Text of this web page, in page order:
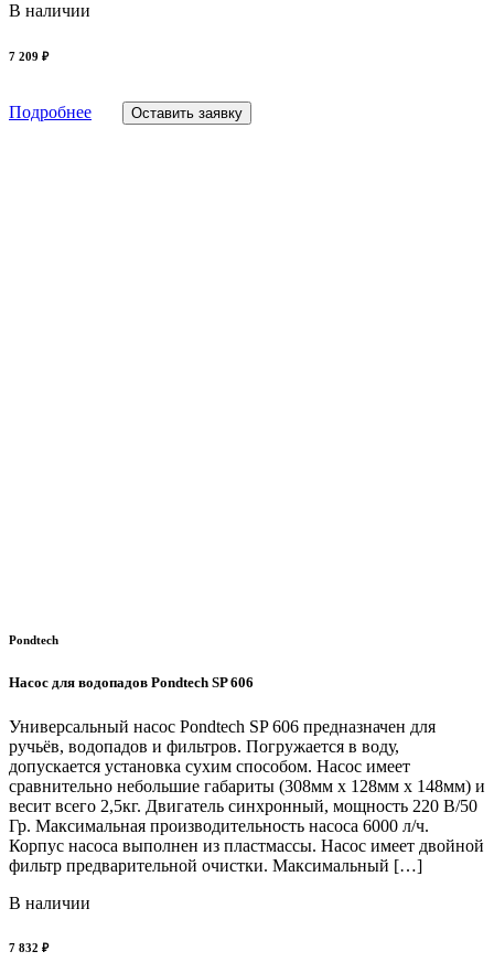
В наличии
7 209 ₽
Подробнее Оставить заявку
Pondtech
Насос для водопадов Pondtech SP 606
Универсальный насос Pondtech SP 606 предназначен для
ручьёв, водопадов и фильтров. Погружается в воду,
допускается установка сухим способом. Насос имеет
сравнительно небольшие габариты (308мм х 128мм х 148мм) и
весит всего 2,5кг. Двигатель синхронный, мощность 220 В/50
Гр. Максимальная производительность насоса 6000 л/ч.
Корпус насоса выполнен из пластмассы. Насос имеет двойной
фильтр предварительной очистки. Максимальный […]
В наличии
7 832 ₽